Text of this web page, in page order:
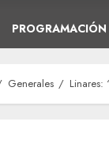
PROGRAMACIÓN
Generales Linares: